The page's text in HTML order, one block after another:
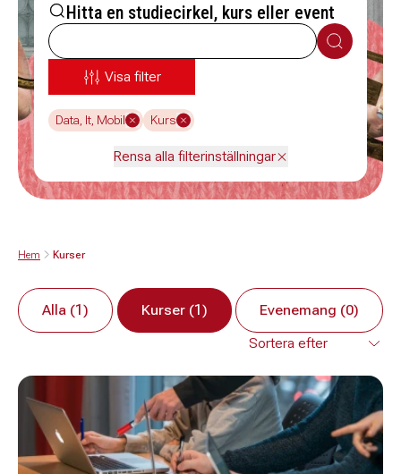
Hitta en studiecirkel, kurs eller event
Sök
Visa filter
Data, It, Mobil Kurs
Rensa alla filterinställningar
Hem Kurser
Alla (1) Kurser (1) Evenemang (0)